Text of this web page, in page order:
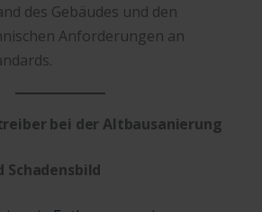
des Gebäudes und den
Anforderungen an
bei der Altbausanierung
Schadensbild